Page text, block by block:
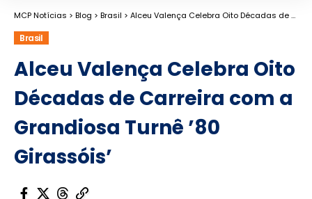
MCP Notícias > Blog > Brasil > Alceu Valença Celebra Oito Décadas de Carreira com a Grandiosa Turnê ’80 Girassóis’
Brasil
Alceu Valença Celebra Oito
Décadas de Carreira com a
Grandiosa Turnê ’80
Girassóis’